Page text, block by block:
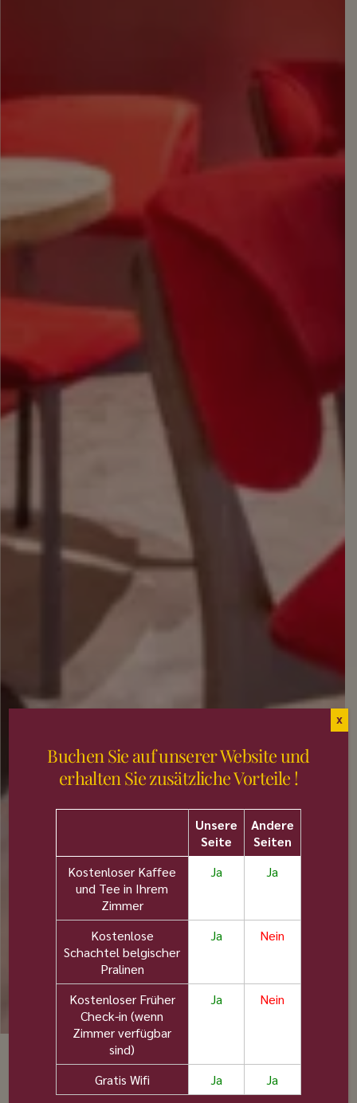
Buchen Sie auf unserer Website und
erhalten Sie zusätzliche Vorteile !
Unsere
Seite
Andere
Seiten
Kostenloser Kaffee
und Tee in Ihrem
Zimmer
Ja Ja
Kostenlose
Schachtel belgischer
Pralinen
Ja Nein
Kostenloser Früher
Check-in (wenn
Zimmer verfügbar
sind)
Ja Nein
Gratis Wifi Ja Ja
X